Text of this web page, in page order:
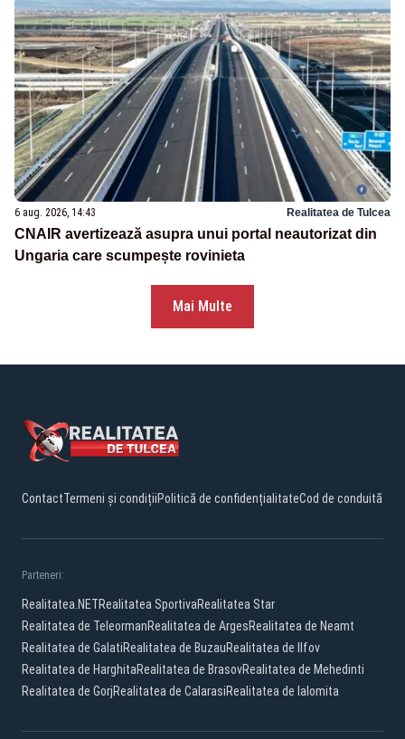
6 aug. 2026, 14:43 Realitatea de Tulcea
CNAIR avertizează asupra unui portal neautorizat din
Ungaria care scumpește rovinieta
Mai Multe
ContactTermeni și condițiiPolitică de confidențialitateCod de conduită
Parteneri:
Realitatea.NETRealitatea SportivaRealitatea Star
Realitatea de TeleormanRealitatea de ArgesRealitatea de Neamt
Realitatea de GalatiRealitatea de BuzauRealitatea de Ilfov
Realitatea de HarghitaRealitatea de BrasovRealitatea de Mehedinti
Realitatea de GorjRealitatea de CalarasiRealitatea de Ialomita